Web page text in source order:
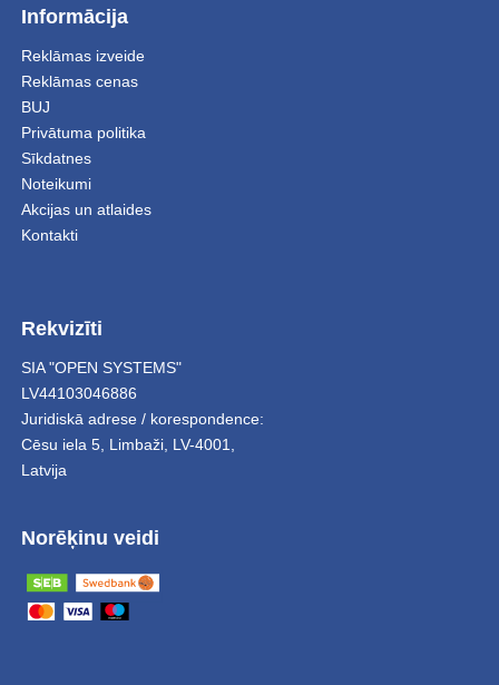
Informācija
Reklāmas izveide
Reklāmas cenas
BUJ
Privātuma politika
Sīkdatnes
Noteikumi
Akcijas un atlaides
Kontakti
Rekvizīti
SIA "OPEN SYSTEMS"
LV44103046886
Juridiskā adrese / korespondence:
Cēsu iela 5, Limbaži, LV-4001,
Latvija
Norēķinu veidi